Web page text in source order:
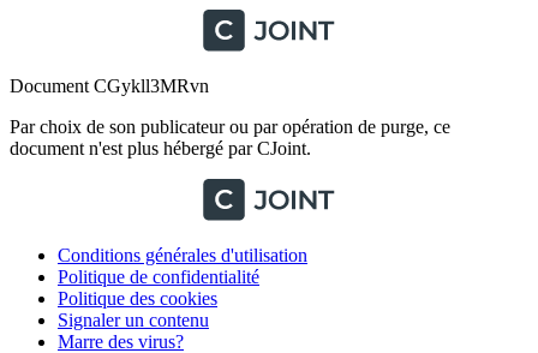
Document CGykll3MRvn
Par choix de son publicateur ou par opération de purge, ce
document n'est plus hébergé par CJoint.
Conditions générales d'utilisation
Politique de confidentialité
Politique des cookies
Signaler un contenu
Marre des virus?